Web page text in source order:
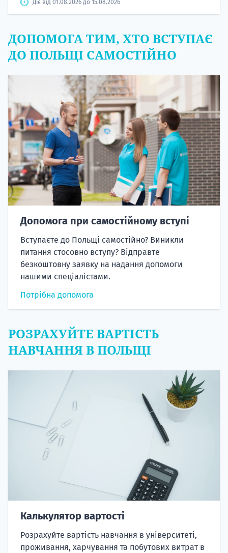
Діє від 01.08.2026 до 15.08.2026
ДОПОМОГА ТИМ, ХТО ВСТУПАЄ
ДО ПОЛЬЩІ САМОСТІЙНО
Допомога при самостійному вступі
Вступаєте до Польщі самостійно? Виникли
питання стосовно вступу? Відправте
безкоштовну заявку на надання допомоги
нашими спеціалістами.
Потрібна допомога
РОЗРАХУЙТЕ ВАРТІСТЬ
НАВЧАННЯ В ПОЛЬЩІ
Калькулятор вартості
Розрахуйте вартість навчання в університеті,
проживання, харчування та побутових витрат в